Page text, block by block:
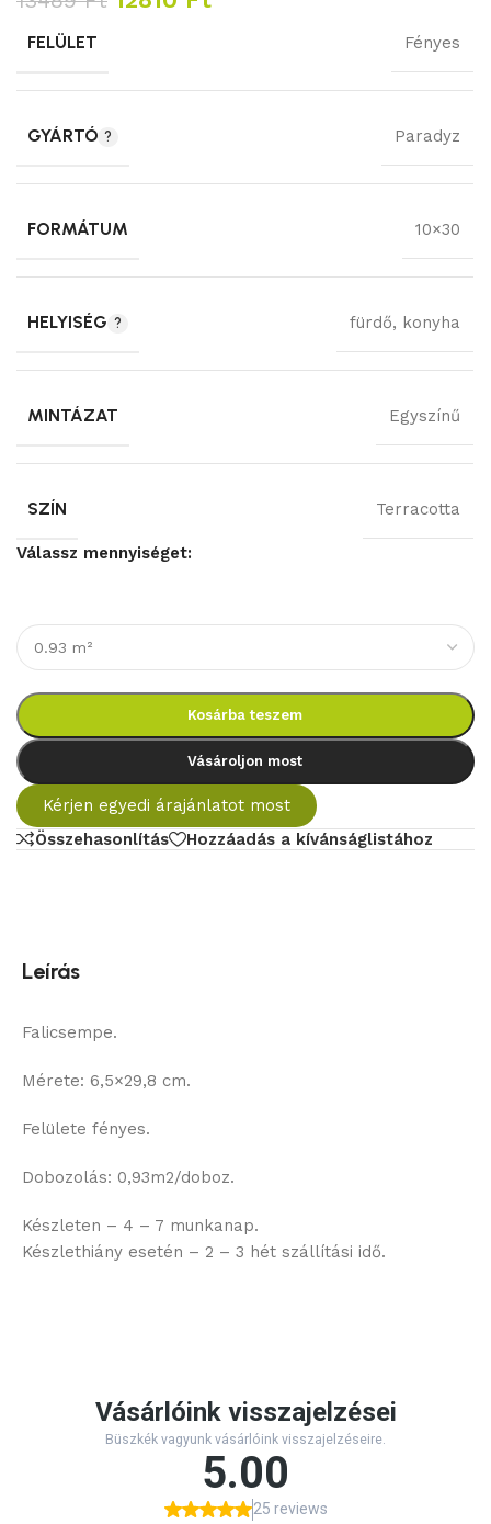
FELÜLET Fényes
GYÁRTÓ Paradyz
FORMÁTUM 10×30
HELYISÉG fürdő, konyha
MINTÁZAT Egyszínű
SZÍN Terracotta
Válassz mennyiséget:
Kosárba teszem
Vásároljon most
Kérjen egyedi árajánlatot most
Összehasonlítás
Hozzáadás a kívánságlistához
Leírás
Falicsempe.
Mérete: 6,5×29,8 cm.
Felülete fényes.
Dobozolás: 0,93m2/doboz.
Készleten – 4 – 7 munkanap.
Készlethiány esetén – 2 – 3 hét szállítási idő.